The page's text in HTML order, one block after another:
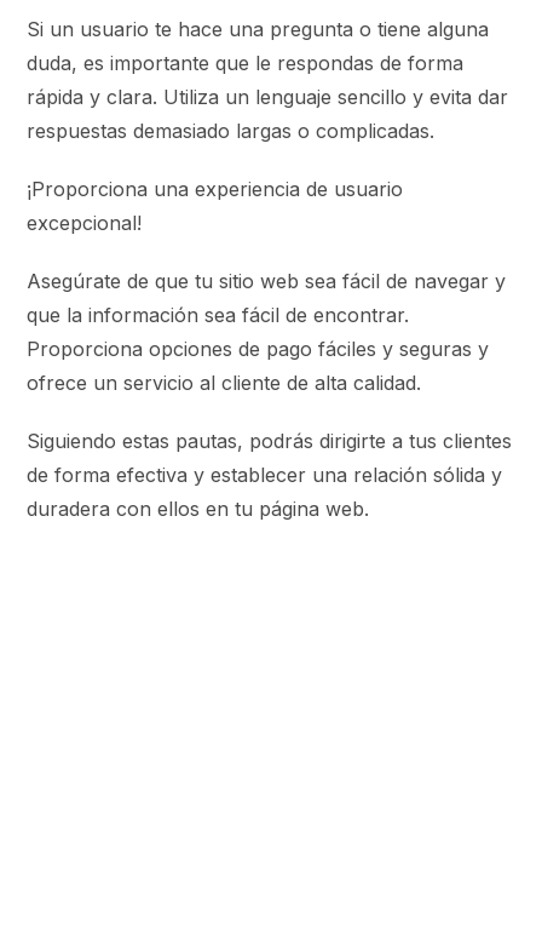
Si un usuario te hace una pregunta o tiene alguna
duda, es importante que le respondas de forma
rápida y clara. Utiliza un lenguaje sencillo y evita dar
respuestas demasiado largas o complicadas.
¡Proporciona una experiencia de usuario
excepcional!
Asegúrate de que tu sitio web sea fácil de navegar y
que la información sea fácil de encontrar.
Proporciona opciones de pago fáciles y seguras y
ofrece un servicio al cliente de alta calidad.
Siguiendo estas pautas, podrás dirigirte a tus clientes
de forma efectiva y establecer una relación sólida y
duradera con ellos en tu página web.